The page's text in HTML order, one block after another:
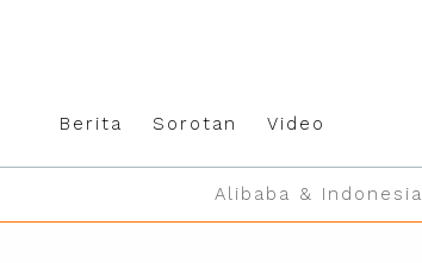
Berita Sorotan Video
Alibaba & Indonesia